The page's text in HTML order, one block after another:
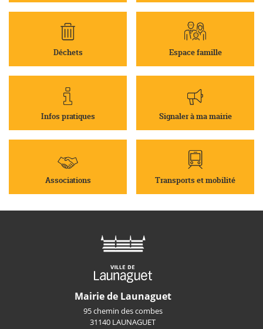
Déchets Espace famille
Infos pratiques Signaler à ma mairie
Associations Transports et mobilité
Mairie de Launaguet
95 chemin des combes
31140 LAUNAGUET